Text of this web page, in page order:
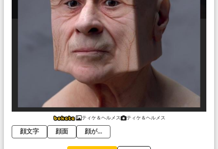
ティケ＆ヘルメス ティケ＆ヘルメス
顔文字 顔面 顔が…